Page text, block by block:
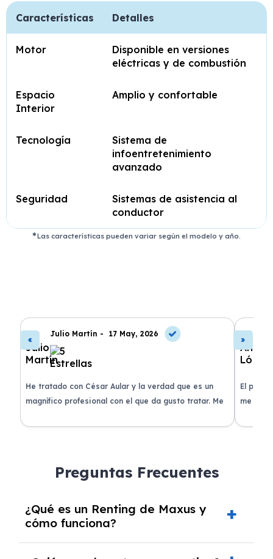
Características Detalles
Motor
Disponible en versiones
eléctricas y de combustión
Espacio
Interior
Amplio y confortable
Tecnología
Sistema de
infoentretenimiento
avanzado
Seguridad
Sistemas de asistencia al
conductor
Las características pueden variar según el modelo y año.
Julio Martín - 17 May, 2026
He tratado con César Aular y la verdad que es un
magnífico profesional con el que da gusto tratar. Me
recomiendo un montón, muchas gracias!
El
me
plazo
Preguntas Frecuentes
¿Qué es un Renting de Maxus y
cómo funciona?